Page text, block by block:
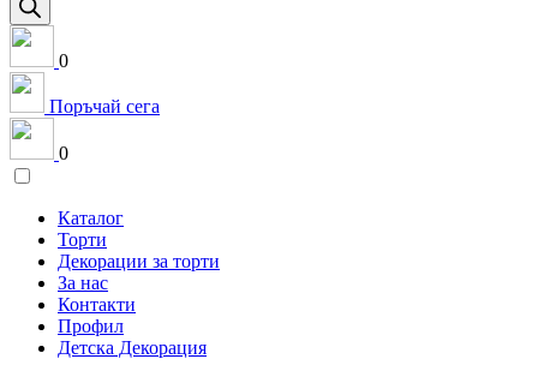
0
Поръчай сега
0
Каталог
Торти
Декорации за торти
За нас
Контакти
Профил
Детска Декорация